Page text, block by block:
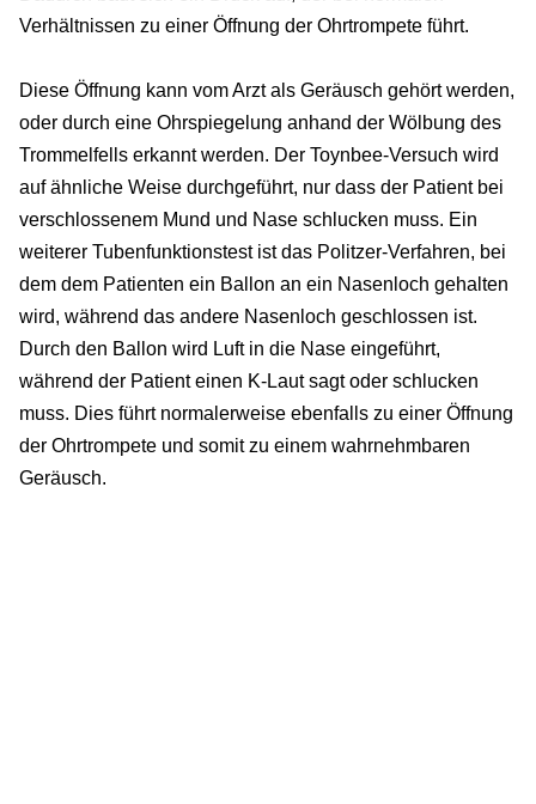
Verhältnissen zu einer Öffnung der Ohrtrompete führt.
Diese Öffnung kann vom Arzt als Geräusch gehört werden,
oder durch eine Ohrspiegelung anhand der Wölbung des
Trommelfells erkannt werden. Der Toynbee-Versuch wird
auf ähnliche Weise durchgeführt, nur dass der Patient bei
verschlossenem Mund und Nase schlucken muss. Ein
weiterer Tubenfunktionstest ist das Politzer-Verfahren, bei
dem dem Patienten ein Ballon an ein Nasenloch gehalten
wird, während das andere Nasenloch geschlossen ist.
Durch den Ballon wird Luft in die Nase eingeführt,
während der Patient einen K-Laut sagt oder schlucken
muss. Dies führt normalerweise ebenfalls zu einer Öffnung
der Ohrtrompete und somit zu einem wahrnehmbaren
Geräusch.